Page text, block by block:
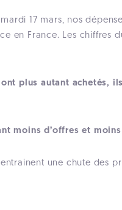
17 mars, nos
en France. Les chiffres
plus autant achetés,
moins d’offres et
entrainent une chute des